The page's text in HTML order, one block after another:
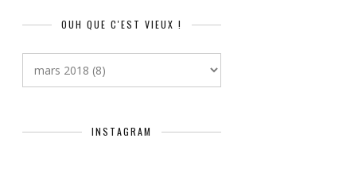
OUH QUE C'EST VIEUX !
INSTAGRAM